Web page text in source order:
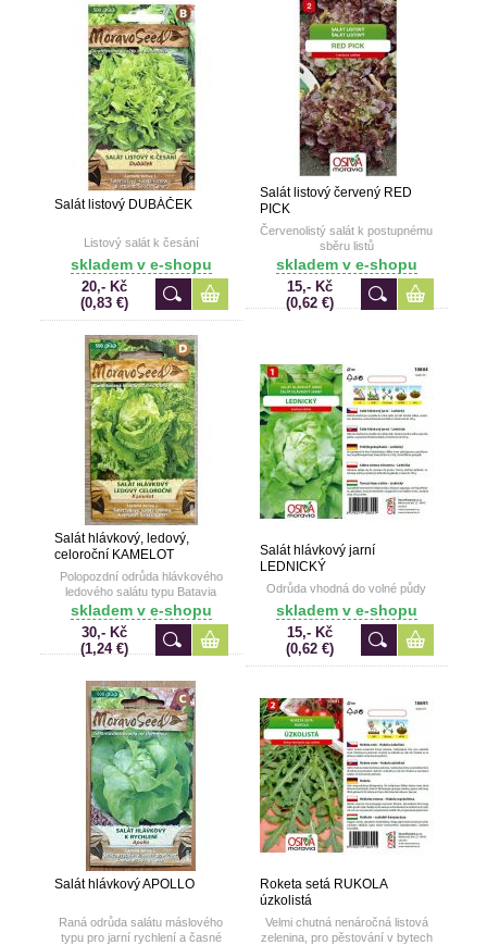
Salát listový DUBÁČEK
Listový salát k česání
skladem v e-shopu
20,- Kč
(0,83 €)
Salát listový červený RED
PICK
Červenolistý salát k postupnému
sběru listů
skladem v e-shopu
15,- Kč
(0,62 €)
Salát hlávkový, ledový,
celoroční KAMELOT
Polopozdní odrůda hlávkového
ledového salátu typu Batavia
skladem v e-shopu
30,- Kč
(1,24 €)
Salát hlávkový jarní
LEDNICKÝ
Odrůda vhodná do volné půdy
skladem v e-shopu
15,- Kč
(0,62 €)
Salát hlávkový APOLLO
Raná odrůda salátu máslového
typu pro jarní rychlení a časné
Roketa setá RUKOLA
úzkolistá
Velmi chutná nenáročná listová
zelenina, pro pěstování v bytech